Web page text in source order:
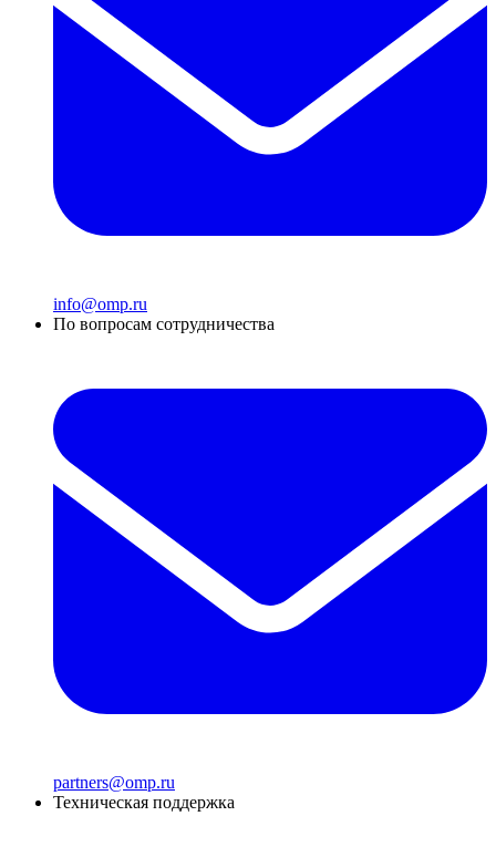
info@omp.ru
По вопросам сотрудничества
partners@omp.ru
Техническая поддержка